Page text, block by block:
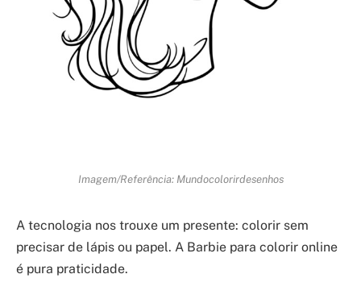
Imagem/Referência: Mundocolorirdesenhos
A tecnologia nos trouxe um presente: colorir sem
precisar de lápis ou papel. A Barbie para colorir online
é pura praticidade.